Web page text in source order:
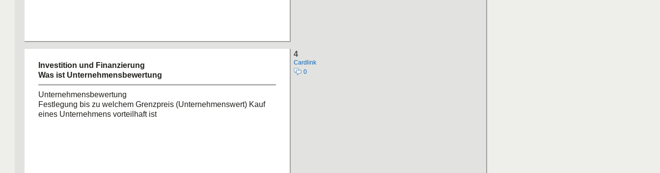
4
Cardlink
0
Investition und Finanzierung
Was ist Unternehmensbewertung
Unternehmensbewertung
Festlegung bis zu welchem Grenzpreis (Unternehmenswert) Kauf
eines Unternehmens vorteilhaft ist